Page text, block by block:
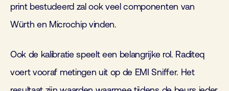
print bestudeerd zal ook veel componenten van
Würth en Microchip vinden.
Ook de kalibratie speelt een belangrijke rol. Raditeq
voert vooraf metingen uit op de EMI Sniffer. Het